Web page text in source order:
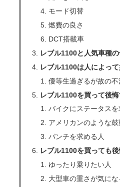
モード切替
燃費の良さ
DCT搭載車
レブル1100と人気車種
レブル1100は人によっ
優等生過ぎるが故の不
レブル1100を買って後悔
バイクにステータス
アメリカンのような
パンチを求める人
レブル1100を買っても
ゆったり乗りたい人
大型車の重さが気にな